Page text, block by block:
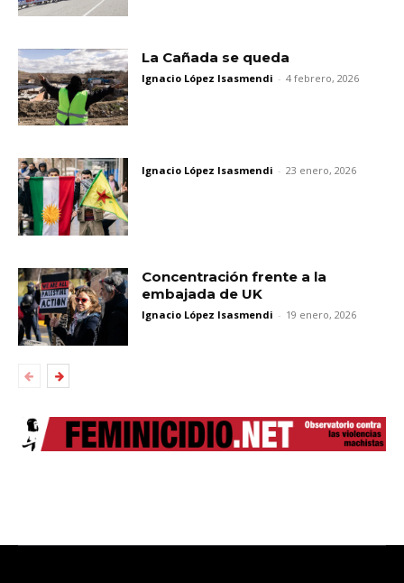
La Cañada se queda
Ignacio López Isasmendi - 4 febrero, 2026
Ignacio López Isasmendi - 23 enero, 2026
Concentración frente a la
embajada de UK
Ignacio López Isasmendi - 19 enero, 2026